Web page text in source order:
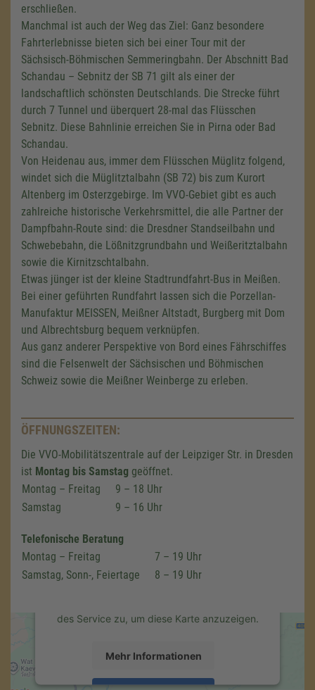
erschließen.
Manchmal ist auch der Weg das Ziel: Ganz besondere
Fahrterlebnisse bieten sich bei einer Tour mit der
Sächsisch-Böhmischen Semmeringbahn. Der Abschnitt Bad
Schandau – Sebnitz der SB 71 gilt als einer der
landschaftlich schönsten Deutschlands. Die Strecke führt
durch 7 Tunnel und überquert 28-mal das Flüsschen
Sebnitz. Diese Bahnlinie erreichen Sie in Pirna oder Bad
Schandau.
Von Heidenau aus, immer dem Flüsschen Müglitz folgend,
windet sich die Müglitztalbahn (SB 72) bis zum Kurort
Altenberg im Osterzgebirge. Im VVO-Gebiet gibt es auch
zahlreiche historische Verkehrsmittel, die alle Partner der
Dampfbahn-Route sind: die Dresdner Standseilbahn und
Schwebebahn, die Lößnitzgrundbahn und Weißeritztalbahn
sowie die Kirnitzschtalbahn.
Etwas jünger ist der kleine Stadtrundfahrt-Bus in Meißen.
Bei einer geführten Rundfahrt lassen sich die Porzellan-
Manufaktur MEISSEN, Meißner Altstadt, Burgberg mit Dom
und Albrechtsburg bequem verknüpfen.
Aus ganz anderer Perspektive von Bord eines Fährschiffes
sind die Felsenwelt der Sächsischen und Böhmischen
Schweiz sowie die Meißner Weinberge zu erleben.
ÖFFNUNGSZEITEN:
Die VVO-Mobilitätszentrale auf der Leipziger Str. in Dresden
ist Montag bis Samstag geöffnet.
Montag – Freitag
9 – 18 Uhr
Samstag
9 – 16 Uhr
Telefonische Beratung
Montag – Freitag
7 – 19 Uhr
Samstag, Sonn-, Feiertage
8 – 19 Uhr
Wir benötigen Ihre Zustimmung,
um den Google Maps-Service zu
Wir verwenden einen Service eines
Drittanbieters, um Karteninhalte einzubetten.
Dieser Service kann Daten zu Ihren
des Service zu, um diese Karte anzuzeigen.
Mehr Informationen